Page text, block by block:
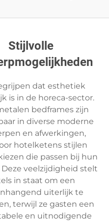
Stijlvolle
dat esthetiek
is in de horeca-sector.
bedframes zijn
in diverse moderne
en afwerkingen,
hotelketens stijlen
die passen bij hun
veelzijdigheid stelt
in staat om een
uiterlijk te
terwijl ze gasten een
en uitnodigende